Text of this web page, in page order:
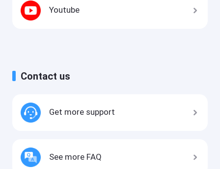
Youtube
Contact us
Get more support
See more FAQ